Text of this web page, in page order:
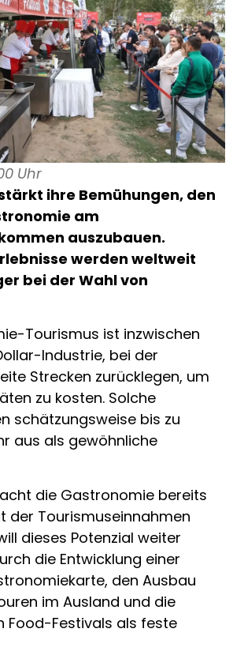
Uhr
ihre Bemühungen, den
am
auszubauen.
werden weltweit
bei der Wahl von
Tourismus ist inzwischen
Industrie, bei der
Strecken zurücklegen, um
zu kosten. Solche
schätzungsweise bis zu
aus als gewöhnliche
die Gastronomie bereits
der Tourismuseinnahmen
dieses Potenzial weiter
die Entwicklung einer
den Ausbau
im Ausland und die
Food-Festivals als feste